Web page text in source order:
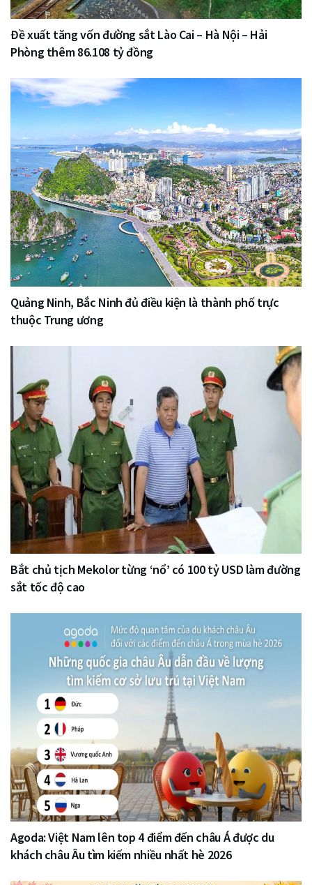
Đề xuất tăng vốn đường sắt Lào Cai – Hà Nội – Hải
Phòng thêm 86.108 tỷ đồng
Quảng Ninh, Bắc Ninh đủ điều kiện là thành phố trực
thuộc Trung ương
Bắt chủ tịch Mekolor từng ‘nổ’ có 100 tỷ USD làm đường
sắt tốc độ cao
Agoda: Việt Nam lên top 4 điểm đến châu Á được du
khách châu Âu tìm kiếm nhiều nhất hè 2026